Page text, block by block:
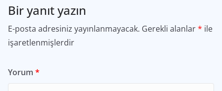
Bir yanıt yazın
E-posta adresiniz yayınlanmayacak. Gerekli alanlar* ile
işaretlenmişlerdir
Yorum *